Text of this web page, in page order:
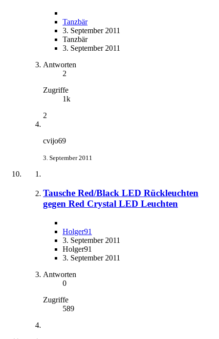
Tanzbär
3. September 2011
Tanzbär
3. September 2011
Antworten
2
Zugriffe
1k
2
cvijo69
3. September 2011
Tausche Red/Black LED Rückleuchten
gegen Red Crystal LED Leuchten
Holger91
3. September 2011
Holger91
3. September 2011
Antworten
0
Zugriffe
589